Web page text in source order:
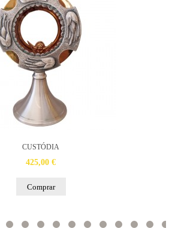
CUSTÓDIA
425,00 €
Comprar